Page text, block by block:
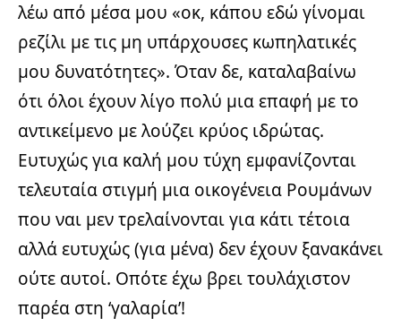
λέω από μέσα μου «οκ, κάπου εδώ γίνομαι
ρεζίλι με τις μη υπάρχουσες κωπηλατικές
μου δυνατότητες». Όταν δε, καταλαβαίνω
ότι όλοι έχουν λίγο πολύ μια επαφή με το
αντικείμενο με λούζει κρύος ιδρώτας.
Ευτυχώς για καλή μου τύχη εμφανίζονται
τελευταία στιγμή μια οικογένεια Ρουμάνων
που ναι μεν τρελαίνονται για κάτι τέτοια
αλλά ευτυχώς (για μένα) δεν έχουν ξανακάνει
ούτε αυτοί. Οπότε έχω βρει τουλάχιστον
παρέα στη ‘γαλαρία’!